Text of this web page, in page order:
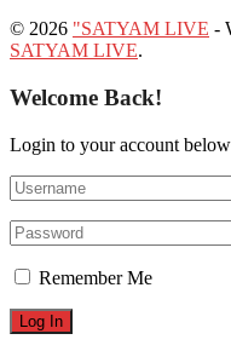
© 2026 "SATYAM LIVE -
SATYAM LIVE.
Welcome Back!
Login to your account below
Remember Me